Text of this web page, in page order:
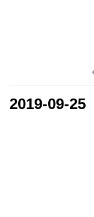
2019-09-25